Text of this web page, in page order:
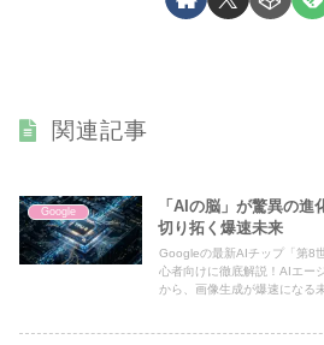
関連記事
Google
「AIの脳」が驚異の
切り拓く爆速未来
Googleの最新AIチップ「第8
心者向けに徹底解説！AIエー
から、画像生成が爆速になる